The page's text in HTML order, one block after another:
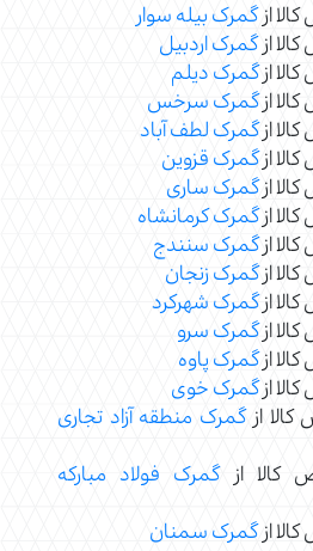
ازگمرک بیله سوار
ازگمرک اردبیل
ازگمرک دیلم
ازگمرک سرخس
ازگمرک لطف آباد
ازگمرک قزوین
ازگمرک ساری
ازگمرک کرمانشاه
ازگمرک سنندج
ازگمرک زنجان
ازگمرک شهرکرد
ازگمرک سرو
ازگمرک پاوه
ازگمرک خوی
ازگمرک منطقه آزاد تجاری
کالا ازگمرک فولاد مبارکه
ازگمرک سمنان